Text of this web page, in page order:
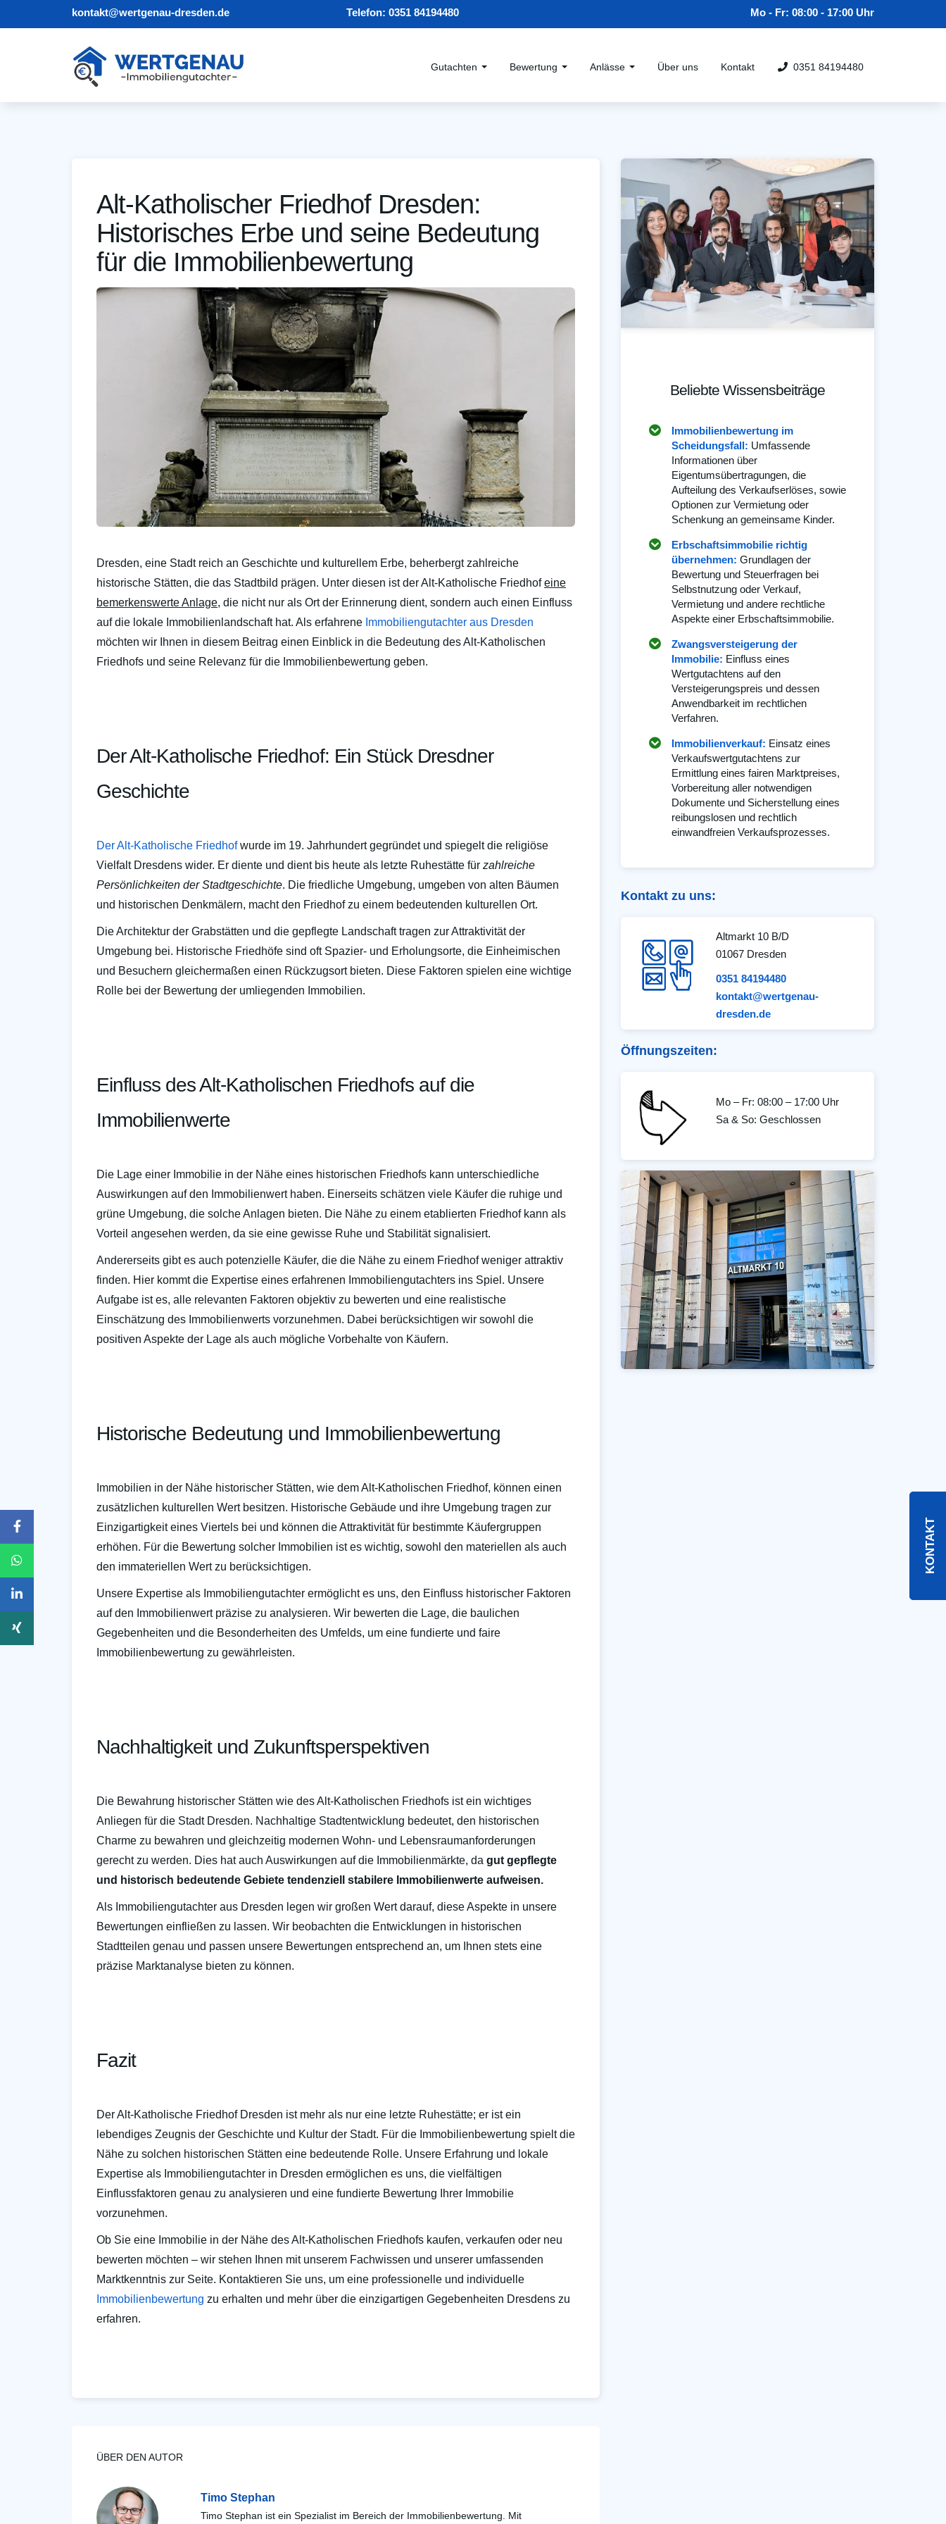
kontakt@wertgenau-dresden.de Telefon: 0351 84194480 Mo - Fr: 08:00 - 17:00 Uhr
Gutachten Bewertung Anlässe Über uns Kontakt 0351 84194480
Alt-Katholischer Friedhof Dresden:
Historisches Erbe und seine Bedeutung
für die Immobilienbewertung
Dresden, eine Stadt reich an Geschichte und kulturellem Erbe, beherbergt zahlreiche
historische Stätten, die das Stadtbild prägen. Unter diesen ist der Alt-Katholische Friedhofeine
bemerkenswerte Anlage, die nicht nur als Ort der Erinnerung dient, sondern auch einen Einfluss
auf die lokale Immobilienlandschaft hat. Als erfahrene Immobiliengutachter aus Dresden
möchten wir Ihnen in diesem Beitrag einen Einblick in die Bedeutung des Alt-Katholischen
Friedhofs und seine Relevanz für die Immobilienbewertung geben.
Der Alt-Katholische Friedhof: Ein Stück Dresdner
Geschichte
Der Alt-Katholische Friedhofwurde im 19. Jahrhundert gegründet und spiegelt die religiöse
Vielfalt Dresdens wider. Er diente und dient bis heute als letzte Ruhestätte für zahlreiche
Persönlichkeiten der Stadtgeschichte. Die friedliche Umgebung, umgeben von alten Bäumen
und historischen Denkmälern, macht den Friedhof zu einem bedeutenden kulturellen Ort.
Die Architektur der Grabstätten und die gepflegte Landschaft tragen zur Attraktivität der
Umgebung bei. Historische Friedhöfe sind oft Spazier- und Erholungsorte, die Einheimischen
und Besuchern gleichermaßen einen Rückzugsort bieten. Diese Faktoren spielen eine wichtige
Rolle bei der Bewertung der umliegenden Immobilien.
Einfluss des Alt-Katholischen Friedhofs auf die
Immobilienwerte
Die Lage einer Immobilie in der Nähe eines historischen Friedhofs kann unterschiedliche
Auswirkungen auf den Immobilienwert haben. Einerseits schätzen viele Käufer die ruhige und
grüne Umgebung, die solche Anlagen bieten. Die Nähe zu einem etablierten Friedhof kann als
Vorteil angesehen werden, da sie eine gewisse Ruhe und Stabilität signalisiert.
Andererseits gibt es auch potenzielle Käufer, die die Nähe zu einem Friedhof weniger attraktiv
finden. Hier kommt die Expertise eines erfahrenen Immobiliengutachters ins Spiel. Unsere
Aufgabe ist es, alle relevanten Faktoren objektiv zu bewerten und eine realistische
Einschätzung des Immobilienwerts vorzunehmen. Dabei berücksichtigen wir sowohl die
positiven Aspekte der Lage als auch mögliche Vorbehalte von Käufern.
Historische Bedeutung und Immobilienbewertung
Immobilien in der Nähe historischer Stätten, wie dem Alt-Katholischen Friedhof, können einen
zusätzlichen kulturellen Wert besitzen. Historische Gebäude und ihre Umgebung tragen zur
Einzigartigkeit eines Viertels bei und können die Attraktivität für bestimmte Käufergruppen
erhöhen. Für die Bewertung solcher Immobilien ist es wichtig, sowohl den materiellen als auch
den immateriellen Wert zu berücksichtigen.
Unsere Expertise als Immobiliengutachter ermöglicht es uns, den Einfluss historischer Faktoren
auf den Immobilienwert präzise zu analysieren. Wir bewerten die Lage, die baulichen
Gegebenheiten und die Besonderheiten des Umfelds, um eine fundierte und faire
Immobilienbewertung zu gewährleisten.
Nachhaltigkeit und Zukunftsperspektiven
Die Bewahrung historischer Stätten wie des Alt-Katholischen Friedhofs ist ein wichtiges
Anliegen für die Stadt Dresden. Nachhaltige Stadtentwicklung bedeutet, den historischen
Charme zu bewahren und gleichzeitig modernen Wohn- und Lebensraumanforderungen
gerecht zu werden. Dies hat auch Auswirkungen auf die Immobilienmärkte, da gut gepflegte
und historisch bedeutende Gebiete tendenziell stabilere Immobilienwerte aufweisen.
Als Immobiliengutachter aus Dresden legen wir großen Wert darauf, diese Aspekte in unsere
Bewertungen einfließen zu lassen. Wir beobachten die Entwicklungen in historischen
Stadtteilen genau und passen unsere Bewertungen entsprechend an, um Ihnen stets eine
präzise Marktanalyse bieten zu können.
Fazit
Der Alt-Katholische Friedhof Dresden ist mehr als nur eine letzte Ruhestätte; er ist ein
lebendiges Zeugnis der Geschichte und Kultur der Stadt. Für die Immobilienbewertung spielt die
Nähe zu solchen historischen Stätten eine bedeutende Rolle. Unsere Erfahrung und lokale
Expertise als Immobiliengutachter in Dresden ermöglichen es uns, die vielfältigen
Einflussfaktoren genau zu analysieren und eine fundierte Bewertung Ihrer Immobilie
vorzunehmen.
Ob Sie eine Immobilie in der Nähe des Alt-Katholischen Friedhofs kaufen, verkaufen oder neu
bewerten möchten – wir stehen Ihnen mit unserem Fachwissen und unserer umfassenden
Marktkenntnis zur Seite. Kontaktieren Sie uns, um eine professionelle und individuelle
Immobilienbewertung zu erhalten und mehr über die einzigartigen Gegebenheiten Dresdens zu
erfahren.
ÜBER DEN AUTOR
Timo Stephan
Timo Stephan ist ein Spezialist im Bereich der Immobilienbewertung. Mit
Beliebte Wissensbeiträge
Immobilienbewertung im
Scheidungsfall: Umfassende
Informationen über
Eigentumsübertragungen, die
Aufteilung des Verkaufserlöses, sowie
Optionen zur Vermietung oder
Schenkung an gemeinsame Kinder.
Erbschaftsimmobilie richtig
übernehmen: Grundlagen der
Bewertung und Steuerfragen bei
Selbstnutzung oder Verkauf,
Vermietung und andere rechtliche
Aspekte einer Erbschaftsimmobilie.
Zwangsversteigerung der
Immobilie: Einfluss eines
Wertgutachtens auf den
Versteigerungspreis und dessen
Anwendbarkeit im rechtlichen
Verfahren.
Immobilienverkauf: Einsatz eines
Verkaufswertgutachtens zur
Ermittlung eines fairen Marktpreises,
Vorbereitung aller notwendigen
Dokumente und Sicherstellung eines
reibungslosen und rechtlich
einwandfreien Verkaufsprozesses.
Kontakt zu uns:
Altmarkt 10 B/D
01067 Dresden
0351 84194480
kontakt@wertgenau-
dresden.de
Öffnungszeiten:
Mo – Fr: 08:00 – 17:00 Uhr
Sa & So: Geschlossen
KONTAKT